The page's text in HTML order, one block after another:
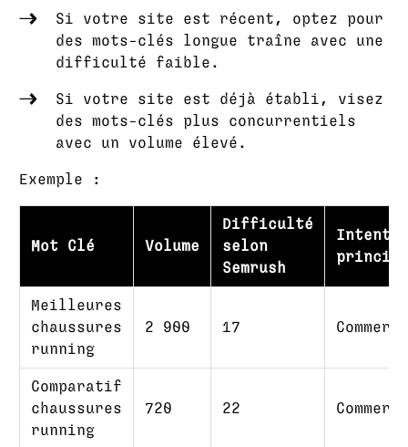
Si votre site est récent, optez pour
des mots-clés longue traîne avec une
difficulté faible.
Si votre site est déjà établi, visez
des mots-clés plus concurrentiels
avec un volume élevé.
Exemple :
Mot Clé Volume
Difficulté
selon
Semrush
Meilleures
chaussures
running
2 900 17
Comparatif
chaussures
running
720 22